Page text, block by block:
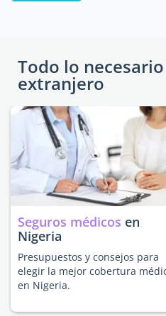
Todo lo
extranjero
Seguros médicos en
Nigeria
Presupuestos y consejos para
elegir la mejor cobertura
en Nigeria.